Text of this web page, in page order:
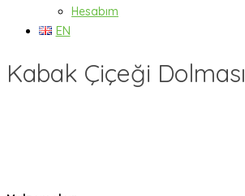
Hesabım
EN
Kabak Çiçeği Dolması